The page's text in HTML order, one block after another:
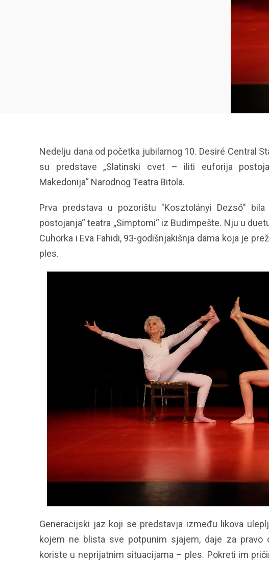
Nedelju dana od početka jubilarnog 10. Desiré Central
su predstave „Slatinski cvet – iliti euforija
Makedonija“ Narodnog Teatra Bitola.
Prva predstava u pozorištu "Kosztolányi Dezső"
postojanja“ teatra „Simptomi“ iz Budimpešte. Nju u
Cuhorka i Eva Fahidi, 93-godišnjakišnja dama koja je
ples.
Generacijski jaz koji se predstavja između likova
kojem ne blista sve potpunim sjajem, daje za pravo
koriste u neprijatnim situacijama – ples. Pokreti im